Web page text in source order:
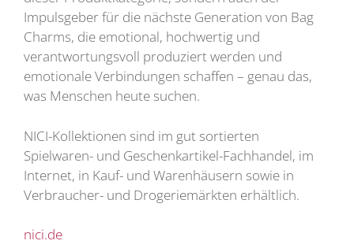
Impulsgeber für die nächste Generation von Bag
Charms, die emotional, hochwertig und
verantwortungsvoll produziert werden und
emotionale Verbindungen schaffen – genau das,
was Menschen heute suchen.
NICI-Kollektionen sind im gut sortierten
Spielwaren- und Geschenkartikel-Fachhandel, im
Internet, in Kauf- und Warenhäusern sowie in
Verbraucher- und Drogeriemärkten erhältlich.
nici.de